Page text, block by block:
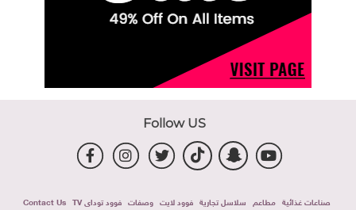
Follow US
صناعات غذائية مطاعم سلاسل تجارية فوود لايت وصفات فوود توداى TV
Contact Us